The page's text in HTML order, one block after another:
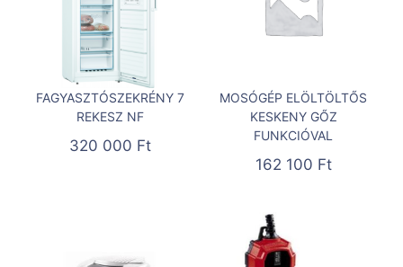
FAGYASZTÓSZEKRÉNY 7
REKESZ NF
320 000 Ft
MOSÓGÉP ELÖLTÖLTŐS
KESKENY GŐZ
FUNKCIÓVAL
162 100 Ft